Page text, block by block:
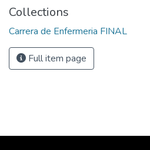
Collections
Carrera de Enfermeria FINAL
Full item page